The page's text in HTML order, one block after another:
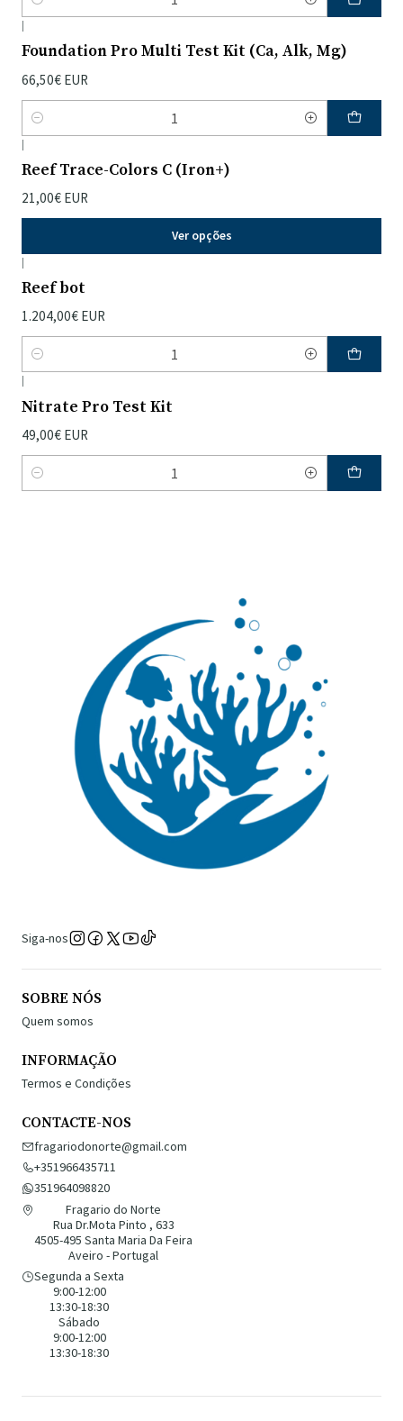
Quantidade
|
Foundation Pro Multi Test Kit (Ca, Alk, Mg)
66,50€ EUR
Quantidade
|
Reef Trace-Colors C (Iron+)
21,00€ EUR
Ver opções
|
Reef bot
1.204,00€ EUR
Quantidade
|
Nitrate Pro Test Kit
49,00€ EUR
Quantidade
Siga-nos
SOBRE NÓS
Quem somos
INFORMAÇÃO
Termos e Condições
CONTACTE-NOS
fragariodonorte@gmail.com
+351966435711
351964098820
Fragario do Norte
Rua Dr.Mota Pinto , 633
4505-495 Santa Maria Da Feira
Aveiro - Portugal
Segunda a Sexta
9:00-12:00
13:30-18:30
Sábado
9:00-12:00
13:30-18:30